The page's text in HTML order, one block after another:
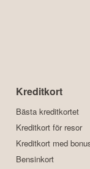
Kreditkort
Bästa kreditkortet
Kreditkort för resor
Kreditkort med
Bensinkort